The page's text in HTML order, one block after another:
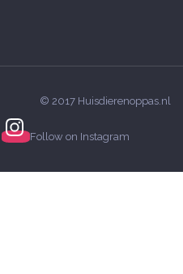
© 2017 Huisdierenoppas.nl
Follow on Instagram